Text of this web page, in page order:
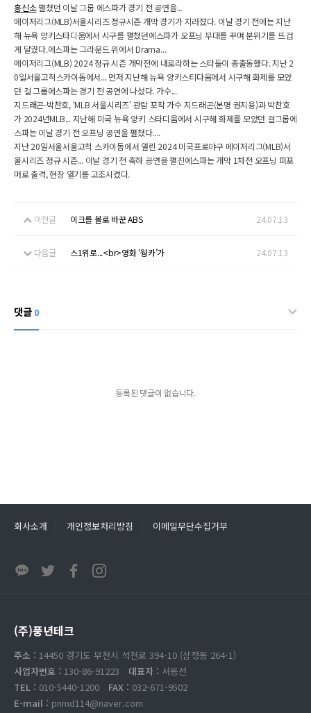
흥신소펼쳤던 이날 그룹 에스파가 경기 전 공연을...
메이저리그(MLB)서울시리즈 정규시즌 개막 경기가 치러졌다. 이날 경기 전에는 지난
해 뉴욕 양키스타디움에서 시구를 펼쳤던에스파가 오프닝 무대를 꾸며 분위기를 뜨겁
게 달궜다.에스파는 그라운드 위에서 Drama...
메이저리그(MLB) 2024 정규 시즌 개막전에 내로라하는 스타들이 총출동했다. 지난 2
0일서울고척스카이돔에서... 먼저 지난해 뉴욕 양키스티다움에서 시구해 화제를 모았
던 걸 그룹에스파는 경기 전 공연에 나섰다. 가수...
지드래곤-박찬호, ‘MLB 서울시리즈’ 관람 포착 가수 지드래곤(본명 권지용)과 박찬호
가 2024년MLB... 지난해 미국 뉴욕 양키 스타디움에서 시구해 화제를 모았던 걸그룹에
스파는 이날 경기 전 오프닝 공연을 펼쳤다....
지난 20일서울서울고척 스카이돔에서 열린 2024 미국프로야구 메이저리그(MLB)서
울시리즈 정규 시즌... 이날 경기 전 축하 공연을 펼친에스파는 개막 1차전 오프닝 퍼포
머로 출격, 현장 열기를 고조시켰다.
이전글 이크를 볼로 바꾼 ABS 24.07.13
다음글 스1위로...<br>영화 ‘웡카’가 24.07.13
댓글 0
등록된 댓글이 없습니다.
회사소개 개인정보처리방침 이메일무단수집거부
(주)풍년테크
주소 : 14450 경기도 부천시 석천로 394-10 (삼정동 264-1)
사업자번호 : 130-86-91223 대표자 : 서동선
TEL : 010-5440-1200 FAX : 032-671-9502
E-mail : pnmd114@naver.com